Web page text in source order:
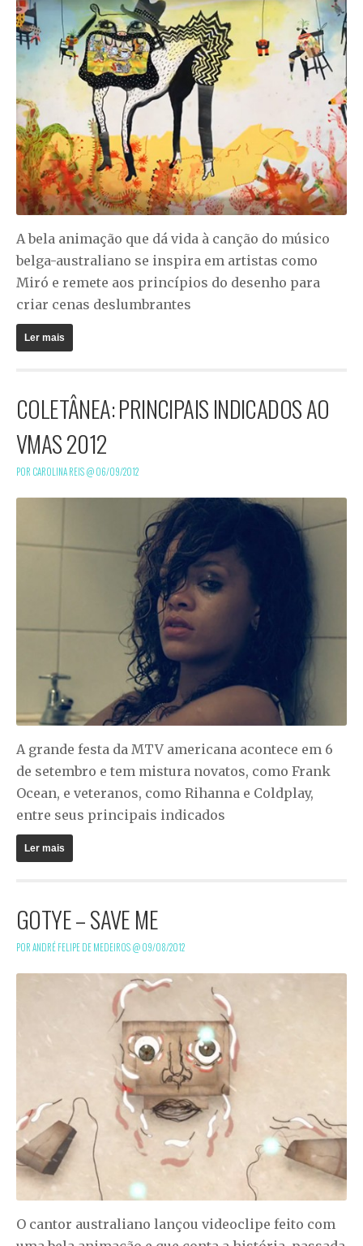
A bela animação que dá vida à canção do músico
belga-australiano se inspira em artistas como
Miró e remete aos princípios do desenho para
criar cenas deslumbrantes
Ler mais
COLETÂNEA: PRINCIPAIS INDICADOS AO
VMAS 2012
POR CAROLINA REIS @06/09/2012
A grande festa da MTV americana acontece em 6
de setembro e tem mistura novatos, como Frank
Ocean, e veteranos, como Rihanna e Coldplay,
entre seus principais indicados
Ler mais
GOTYE – SAVE ME
POR ANDRÉ FELIPE DE MEDEIROS @09/08/2012
O cantor australiano lançou videoclipe feito com